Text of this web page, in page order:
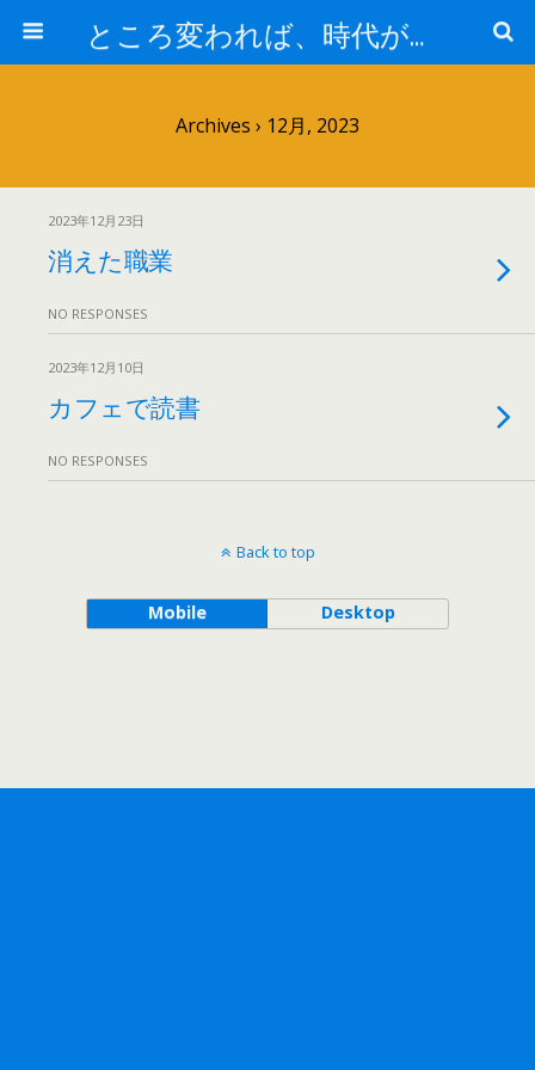
ところ変われば、時代が違えば
Archives › 12月, 2023
2023年12月23日
消えた職業
NO RESPONSES
2023年12月10日
カフェで読書
NO RESPONSES
Back to top
Mobile Desktop